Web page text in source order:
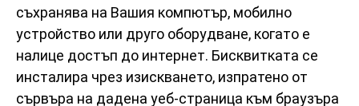
съхранява на Вашия компютър, мобилно
устройство или друго оборудване, когато е
налице достъп до интернет. Бисквитката се
инсталира чрез изискването, изпратено от
сървъра на дадена уеб-страница към браузъра